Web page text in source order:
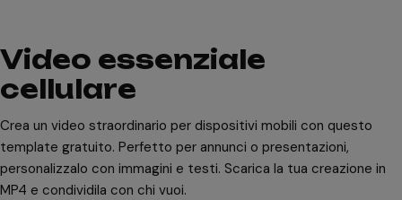
Video essenziale
cellulare
Crea un video straordinario per dispositivi mobili con questo
template gratuito. Perfetto per annunci o presentazioni,
personalizzalo con immagini e testi. Scarica la tua creazione in
MP4 e condividila con chi vuoi.